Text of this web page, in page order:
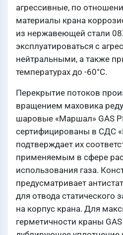
агрессивные, по
материалы крана
из нержавеющей стали
эксплуатироваться с
нейтральными, а также
температурах до -60°С.
Перекрытие потоков
вращением маховика
шаровые «Маршал» GAS
сертифицированы в СДС
подтверждает их
применяемым в сфере
использования газа.
предусматривает
для отвода статического
на корпус крана. Для
герметичности краны